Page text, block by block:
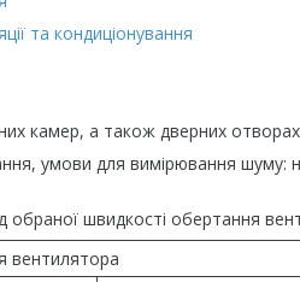
та кондиціонування
камер, а також дверних
умови для вимірювання шуму:
обраної швидкості обертання
вентилятора